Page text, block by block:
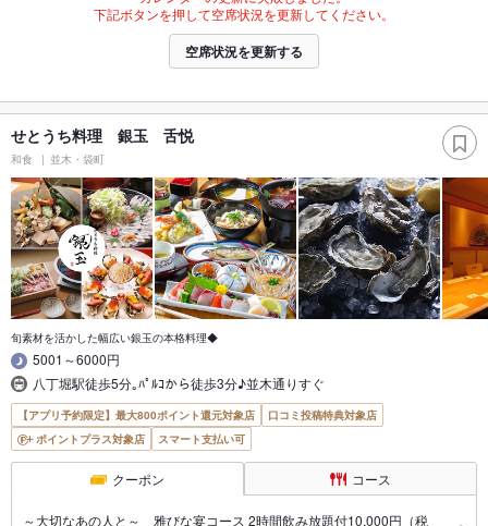
下記ボタンを押して空席状況を更新してください。
空席状況を更新する
せとうち料理 銀玉 舌悦
和食 並木・袋町
旬素材を活かした幅広い銀玉の本格料理◆
5001～6000円
八丁堀駅徒歩5分｡ﾊﾟﾙｺから徒歩3分♪並木通りすぐ
【アプリ予約限定】最大800ポイント還元対象店
口コミ投稿特典対象店
ポイントプラス対象店
スマート支払い可
クーポン コース
～大切なあの人と～ 雅びな宴コース 2時間飲み放題付10,000円（税